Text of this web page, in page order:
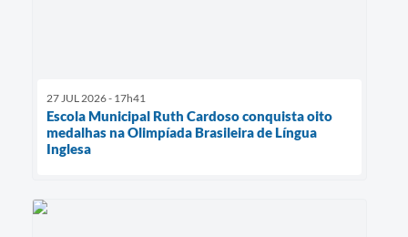
27 JUL 2026 - 17h41
Escola Municipal Ruth Cardoso conquista oito
medalhas na Olimpíada Brasileira de Língua
Inglesa